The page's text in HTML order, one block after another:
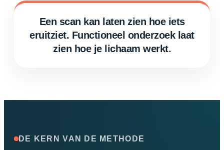
Een scan kan laten zien hoe iets
eruitziet. Functioneel onderzoek laat
zien hoe je lichaam werkt.
DE KERN VAN DE METHODE